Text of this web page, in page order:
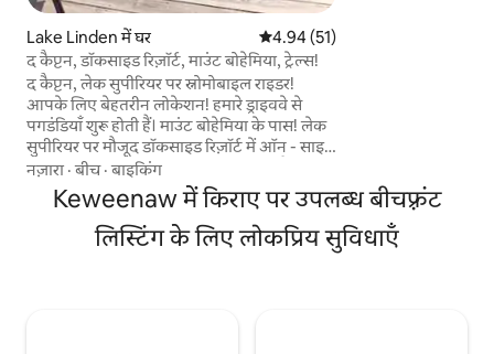
Lake Linden में घर औसत रेटिंग 5 में से 4.94, 51 समीक्षाएँ
4.94 (51)
द कैप्टन, डॉकसाइड रिज़ॉर्ट, माउंट बोहेमिया, ट्रेल्स!
द कैप्टन, लेक सुपीरियर पर स्नोमोबाइल राइडर!
आपके लिए बेहतरीन लोकेशन! हमारे ड्राइववे से
पगडंडियाँ शुरू होती हैं। माउंट बोहेमिया के पास! लेक
सुपीरियर पर मौजूद डॉकसाइड रिज़ॉर्ट में ऑन - साइट
लॉन्च के साथ एक सक्रिय कामकाजी मरीना है। हमारे
पास पानी तक रेतीले पहुंच है, एक चैनल गोताखोरी
के लिए पर्याप्त गहरा है, और डॉक पर लटकने के लिए
है। पिकनिक एरिया। कश्ती। 😎 बड़ी झील पर मौजूद
छुट्टियों के विशाल घर शांत हैं। देहाती लक्ज़री सुख -
नज़ारा ·बीच·बाइकिंग
Keweenaw में किराए पर उपलब्ध बीचफ़्रंट
लिस्टिंग के लिए लोकप्रिय सुविधाएँ